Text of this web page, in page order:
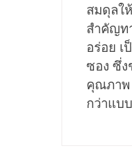
สมดุลใ
สำคัญท
อร่อย เ
ซอง ซึ่ง
คุณภาพ
กว่าแบ